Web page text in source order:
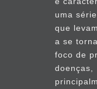
uma
que
a se
foco de
doenças,